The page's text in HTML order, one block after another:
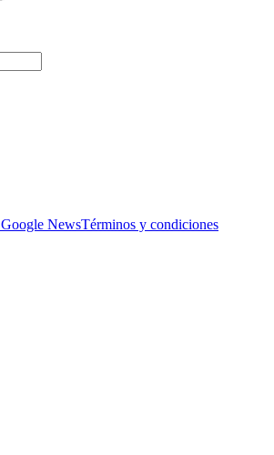
Google NewsTérminos y condiciones